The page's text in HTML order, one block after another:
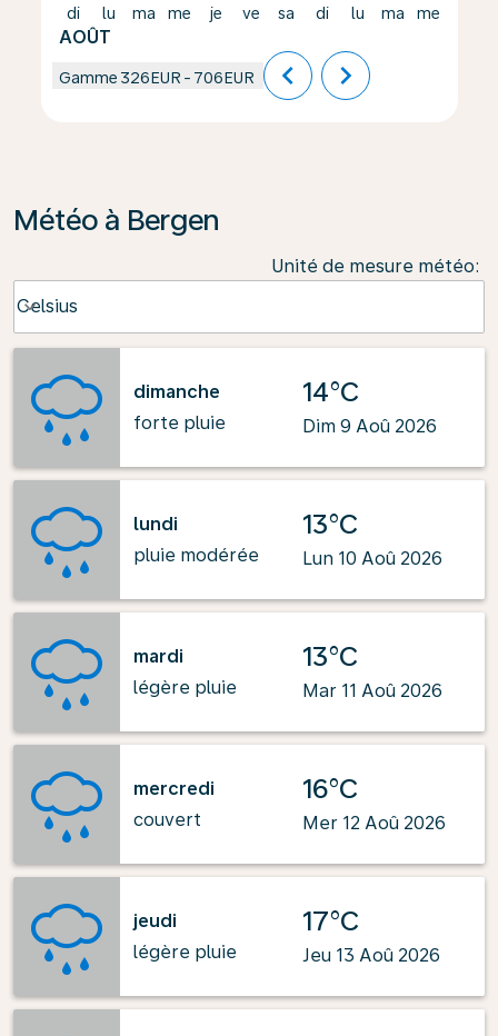
di
AOÛT
lu ma me je ve sa di lu ma me
Gamme 326EUR - 706EUR chevron_left chevron_right
Météo à Bergen
Unité de mesure météo:
Celsius
keyboard_arrow_down
dimanche
forte pluie
14°C
Dim 9 Aoû 2026
lundi
pluie modérée
13°C
Lun 10 Aoû 2026
mardi
légère pluie
13°C
Mar 11 Aoû 2026
mercredi
couvert
16°C
Mer 12 Aoû 2026
jeudi
légère pluie
17°C
Jeu 13 Aoû 2026